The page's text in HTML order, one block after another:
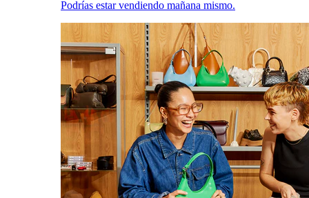
Podrías estar vendiendo mañana mismo.